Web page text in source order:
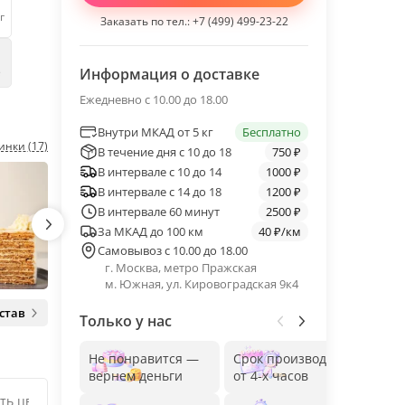
(17)
Заказать по тел.:+7 (499) 499-23-22
Информация о доставке
Ежедневно с 10.00 до 18.00
Внутри МКАД от 5 кг
Бесплатно
В течение дня с 10 до 18
750 ₽
В интервале с 10 до 14
1000 ₽
В интервале с 14 до 18
1200 ₽
В интервале 60 минут
2500 ₽
За МКАД до 100 км
40 ₽/км
Самовывоз с 10.00 до 18.00
г. Москва, метро Пражская
м. Южная, ул. Кировоградская 9к4
Только у нас
Не понравится —
вернем деньги
Срок производства
от 4-х часов